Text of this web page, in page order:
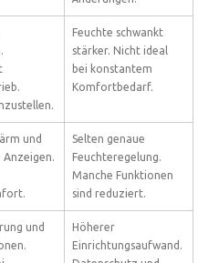
Feuchte schwankt
stärker. Nicht ideal
bei konstantem
Komfortbedarf.
und
Selten genaue
Feuchteregelung.
Manche Funktionen
sind reduziert.
und
Höherer
Einrichtungsaufwand.